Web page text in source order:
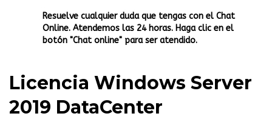
Resuelve cualquier duda que tengas con el Chat
Online. Atendemos las 24 horas. Haga clic en el
botón "Chat online" para ser atendido.
Licencia Windows Server
2019 DataCenter